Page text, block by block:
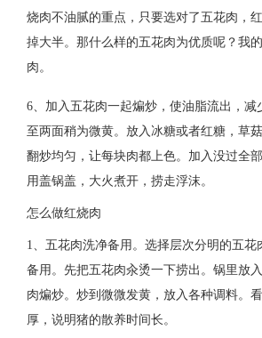
烧肉不油腻的重点，只要选对了五花肉，
掉大半。那什么样的五花肉为优质呢？我
肉。
6、加入五花肉一起煸炒，使油脂流出，减
至两面稍为微黄。放入冰糖或者红糖，草
翻炒均匀，让每块肉都上色。加入没过全
用盖锅盖，大火煮开，捞走浮沫。
怎么做红烧肉
1、五花肉洗净备用。选择层次分明的五花
备用。先把五花肉汆烫一下捞出。锅里放
肉煸炒。炒到微微发黄，放入各种调料。
厚，说明猪的散养时间长。